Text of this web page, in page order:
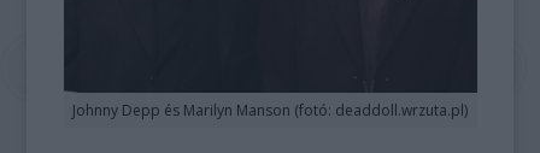
Johnny Depp és Marilyn Manson (fotó: deaddoll.wrzuta.pl)